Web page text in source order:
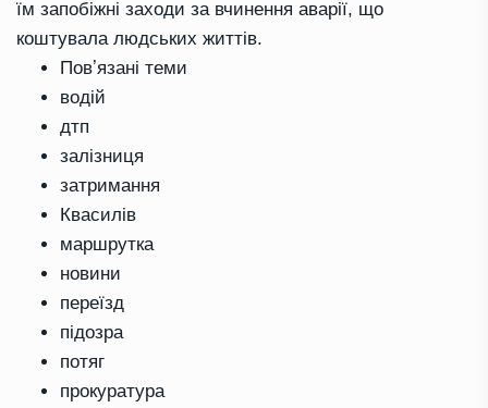
їм запобіжні заходи за вчинення аварії, що
коштувала людських життів.
Повʼязані теми
водій
дтп
залізниця
затримання
Квасилів
маршрутка
новини
переїзд
підозра
потяг
прокуратура